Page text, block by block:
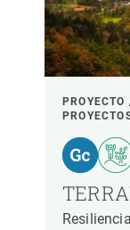
AÑO DE INICIO